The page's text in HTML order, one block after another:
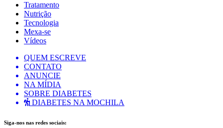
Tratamento
Nutrição
Tecnologia
Mexa-se
Vídeos
QUEM ESCREVE
CONTATO
ANUNCIE
NA MÍDIA
SOBRE DIABETES
DIABETES NA MOCHILA
Siga-nos nas redes sociais: